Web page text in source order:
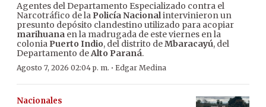
Agentes del Departamento Especializado contra el
Narcotráfico de la Policía Nacionalintervinieron un
presunto depósito clandestino utilizado para acopiar
marihuana en la madrugada de este viernes en la
colonia Puerto Indio, del distrito deMbaracayú, del
Departamento deAlto Paraná.
Agosto 7, 2026 02:04 p. m. · Edgar Medina
Nacionales